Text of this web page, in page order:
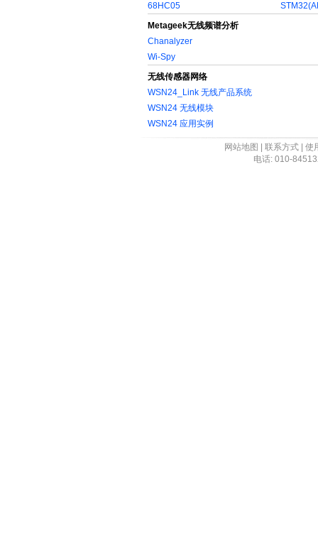
68HC05
Metageek无线频谱分析
Chanalyzer
Wi-Spy
无线传感器网络
WSN24_Link 无线产品系统
WSN24 无线模块
WSN24 应用实例
网站地图 联系方式| 使
电话: 010-